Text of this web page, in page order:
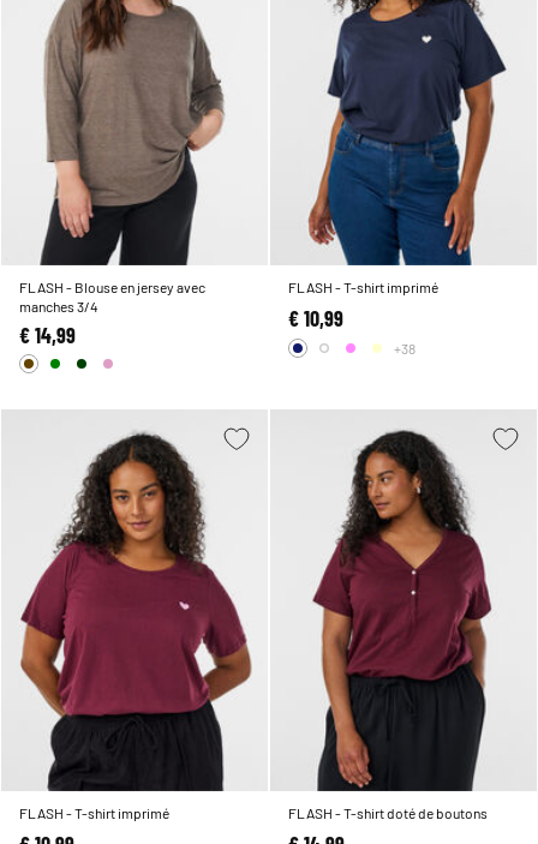
FLASH - Blouse en jersey avec
manches 3/4
€ 14,99
FLASH - T-shirt imprimé
€ 10,99
+38
FLASH - T-shirt imprimé FLASH - T-shirt doté de boutons